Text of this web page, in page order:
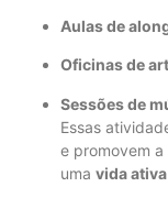
Aulas de
Oficinas de
Sessões de
Essas
e promovem
uma vida